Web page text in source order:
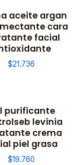
aceite argan
cara
facial
$21.736
purificante
levinia
crema
piel grasa
$19.760